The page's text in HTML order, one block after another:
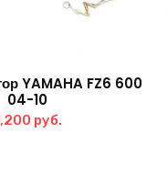
YAMAHA FZ6 600
04-10
руб.